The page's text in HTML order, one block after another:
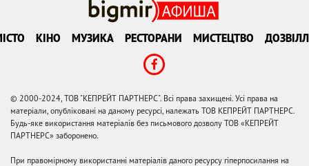
КІНО МУЗИКА РЕСТОРАНИ МИСТЕЦТВО
© 2000-2024, ТОВ "КЕПРЕЙТ ПАРТНЕРС". Всі права захищені. Усі права на
матеріали, опубліковані на даному ресурсі, належать ТОВ КЕПРЕЙТ ПАРТНЕРС.
Будь-яке використання матеріалів без письмового дозволу ТОВ «КЕПРЕЙТ
ПАРТНЕРС» заборонено.
При правомірному використанні матеріалів даного ресурсу гіперпосилання на